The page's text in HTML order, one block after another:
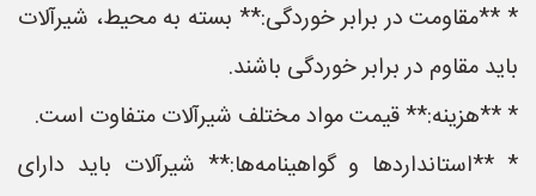
* **مقاومت در برابر خوردگی:** بسته به محیط، شیرآلات
باید مقاوم در برابر خوردگی باشند.
* **هزینه:** قیمت مواد مختلف شیرآلات متفاوت است.
* **استانداردها و گواهینامه‌ها:** شیرآلات باید دارای